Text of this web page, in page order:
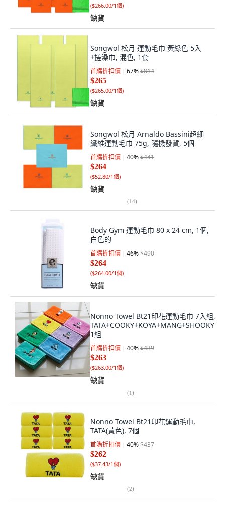
($266.00/1個)
缺貨
Songwol 松月 運動毛巾 黃綠色 5入
+搓澡巾, 混色, 1套
首購折扣價 67%$814
$265
($265.00/1個)
缺貨
Songwol 松月 Arnaldo Bassini超細
纖維運動毛巾 75g, 隨機發貨, 5個
首購折扣價 40%$441
$264
($52.80/1個)
缺貨
(14)
Body Gym 運動毛巾 80 x 24 cm, 1個,
白色的
首購折扣價 46%$490
$264
($264.00/1個)
缺貨
Nonno Towel Bt21印花運動毛巾 7入組,
1組
首購折扣價 40%$439
$263
($263.00/1個)
缺貨
(1)
Nonno Towel Bt21印花運動毛巾,
TATA(黃色), 7個
首購折扣價 40%$437
$262
($37.43/1個)
缺貨
(2)